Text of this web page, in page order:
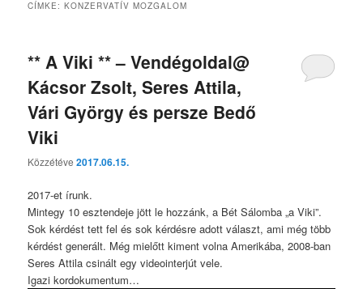
CÍMKE:KONZERVATÍV MOZGALOM
** A Viki ** – Vendégoldal@
Kácsor Zsolt, Seres Attila,
Vári György és persze Bedő
Viki
Közzétéve2017.06.15.
2017-et írunk.
Mintegy 10 esztendeje jött le hozzánk, a Bét Sálomba „a Viki”.
Sok kérdést tett fel és sok kérdésre adott választ, ami még több
kérdést generált. Még mielőtt kiment volna Amerikába, 2008-ban
Seres Attila csinált egy videointerjút vele.
Igazi kordokumentum…